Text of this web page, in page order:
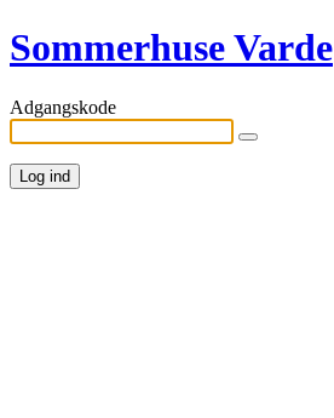
Sommerhuse Varde
Adgangskode